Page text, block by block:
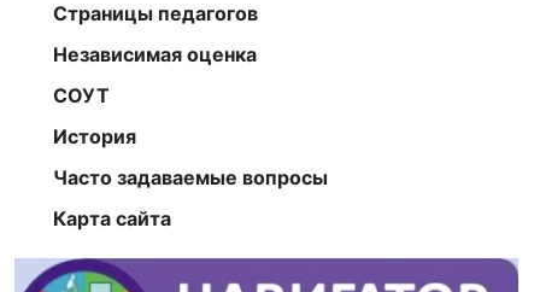
Страницы педагогов
Независимая оценка
СОУТ
История
Часто задаваемые вопросы
Карта сайта